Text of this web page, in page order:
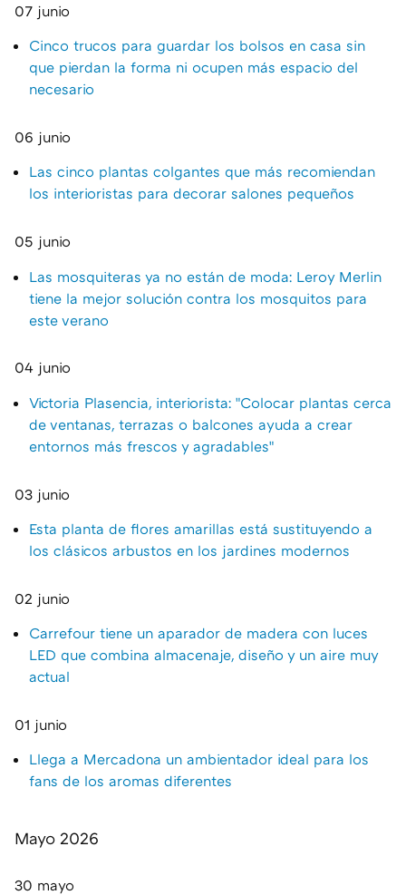
07 junio
Cinco trucos para guardar los bolsos en casa sin
que pierdan la forma ni ocupen más espacio del
necesario
06 junio
Las cinco plantas colgantes que más recomiendan
los interioristas para decorar salones pequeños
05 junio
Las mosquiteras ya no están de moda: Leroy Merlin
tiene la mejor solución contra los mosquitos para
este verano
04 junio
Victoria Plasencia, interiorista: "Colocar plantas cerca
de ventanas, terrazas o balcones ayuda a crear
entornos más frescos y agradables"
03 junio
Esta planta de flores amarillas está sustituyendo a
los clásicos arbustos en los jardines modernos
02 junio
Carrefour tiene un aparador de madera con luces
LED que combina almacenaje, diseño y un aire muy
actual
01 junio
Llega a Mercadona un ambientador ideal para los
fans de los aromas diferentes
Mayo 2026
30 mayo